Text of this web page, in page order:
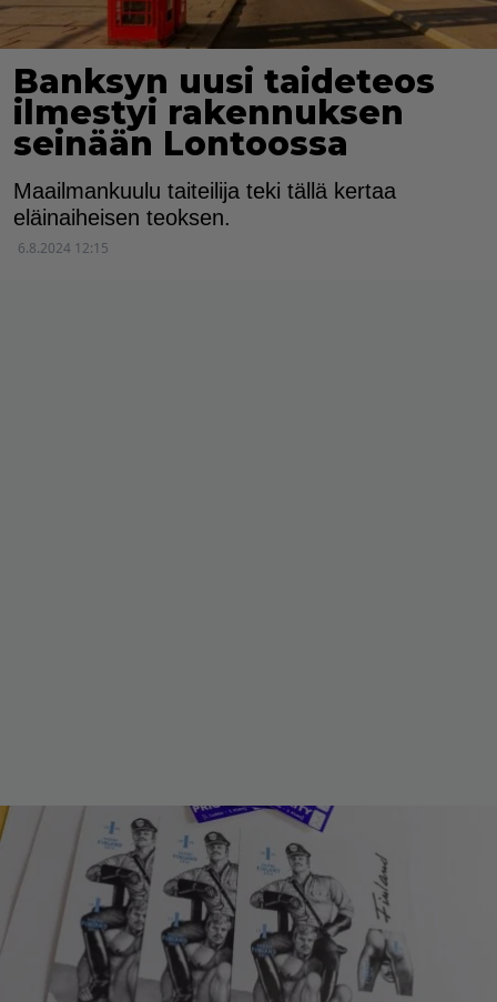
Banksyn uusi taideteos
ilmestyi rakennuksen
seinään Lontoossa
Maailmankuulu taiteilija teki tällä kertaa
eläinaiheisen teoksen.
6.8.2024 12:15